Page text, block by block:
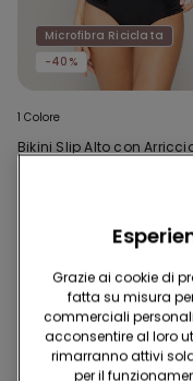
Microfibra Riciclata
-40%
1 Colore
Bikini Slip Alto con
Grazie ai cookie di
fatta su misura
commerciali
acconsentire al loro
rimarranno attivi
per il